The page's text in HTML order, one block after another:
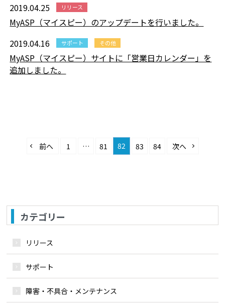
2019.04.25
リリース
MyASP（マイスピー）のアップデートを行いました。
2019.04.16
サポート その他
MyASP（マイスピー）サイトに「営業日カレンダー」を
追加しました。
前へ 1 … 81 82 83 84 次へ
カテゴリー
リリース
サポート
障害・不具合・メンテナンス